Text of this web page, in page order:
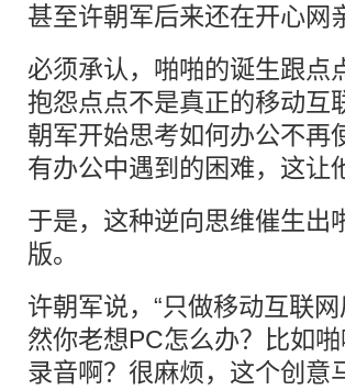
甚至许朝军后来还在开心网
必须承认，啪啪的诞生跟点
抱怨点点不是真正的移动互
朝军开始思考如何办公不再
有办公中遇到的困难，这让
于是，这种逆向思维催生出
版。
许朝军说，“只做移动互联
然你老想PC怎么办？比如
录音啊？很麻烦，这个创意